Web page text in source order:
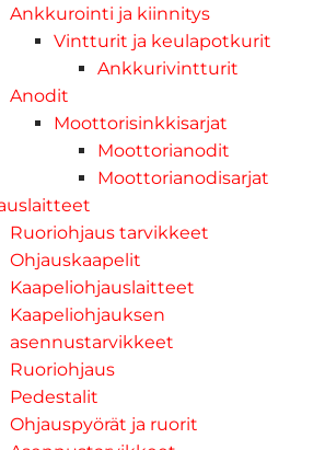
Ankkurointi ja kiinnitys
Vintturit ja keulapotkurit
Ankkurivintturit
Anodit
Moottorisinkkisarjat
Moottorianodit
Moottorianodisarjat
Ruoriohjaus tarvikkeet
Ohjauskaapelit
Kaapeliohjauslaitteet
Kaapeliohjauksen
asennustarvikkeet
Ruoriohjaus
Pedestalit
Ohjauspyörät ja ruorit